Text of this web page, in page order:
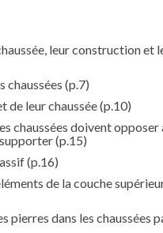
leur construction et
chaussées (p.7)
de leur chaussée(p.10)
chaussées doivent opposer
(p.15)
(p.16)
de la couche
pierres dans les chaussées